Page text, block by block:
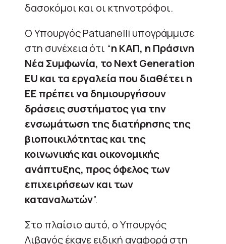
δασοκόμοι και οι κτηνοτρόφοι.
Ο Υπουργός Patuanelli υπογράμμισε
στη συνέχεια ότι “η ΚΑΠ, η Πράσινη
Νέα Συμφωνία, το Next Generation
EU και τα εργαλεία που διαθέτει η
ΕΕ πρέπει να δημιουργήσουν
δράσεις συστήματος για την
ενσωμάτωση της διατήρησης της
βιοποικιλότητας και της
κοινωνικής και οικονομικής
ανάπτυξης, προς όφελος των
επιχειρήσεων και των
καταναλωτών”.
Στο πλαίσιο αυτό, ο Υπουργός
Λιβανός έκανε ειδική αναφορά στη